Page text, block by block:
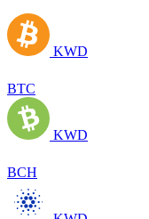
KWD
BTC
KWD
BCH